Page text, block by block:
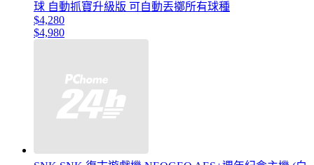
球 自動抓寶升級版 可自動丟擲所有球種
$4,280
$4,980